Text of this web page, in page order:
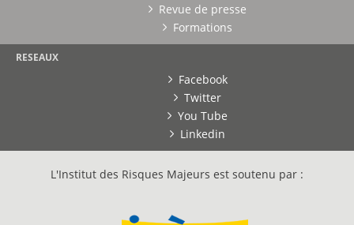
Revue de presse
Formations
RESEAUX
Facebook
Twitter
You Tube
Linkedin
L'Institut des Risques Majeurs est soutenu par :